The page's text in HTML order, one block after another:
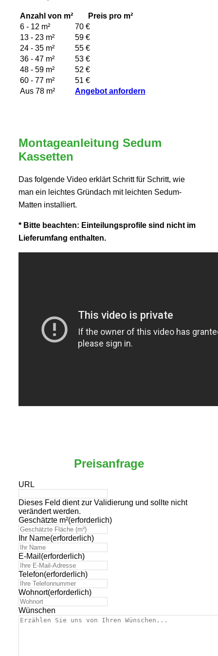
Anzahl von m²
Preis pro m²
6 - 12 m²
70 €
13 - 23 m²
59 €
24 - 35 m²
55 €
36 - 47 m²
53 €
48 - 59 m²
52 €
60 - 77 m²
51 €
Aus 78 m²
Angebot anfordern
Montageanleitung Sedum
Kassetten
Das folgende Video erklärt Schritt für Schritt, wie
man ein leichtes Gründach mit leichten Sedum-
Matten installiert.
* Bitte beachten: Einteilungsprofile sind nicht im
Lieferumfang enthalten.
Preisanfrage
URL
Dieses Feld dient zur Validierung und sollte nicht
verändert werden.
Geschätzte m²(erforderlich)
Ihr Name(erforderlich)
E-Mail (erforderlich)
Telefon(erforderlich)
Wohnort(erforderlich)
Wünschen